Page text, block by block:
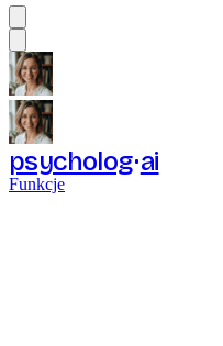
psycholog ai
Funkcje